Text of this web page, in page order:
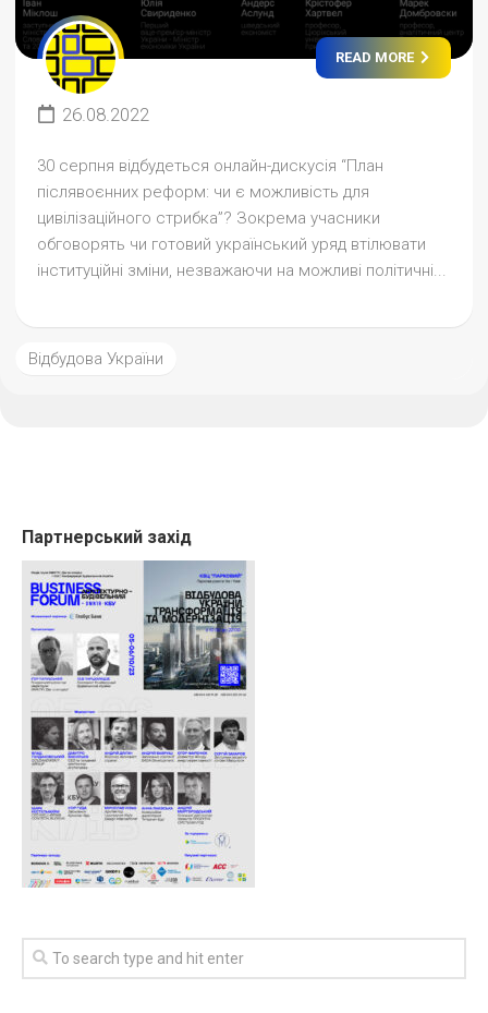
READ MORE
26.08.2022
30 серпня відбудеться онлайн-дискусія “План
післявоєнних реформ: чи є можливість для
цивілізаційного стрибка”? Зокрема учасники
обговорять чи готовий український уряд втілювати
інституційні зміни, незважаючи на можливі політичні...
Відбудова України
Партнерський захід